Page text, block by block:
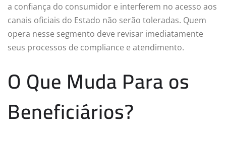
a confiança do consumidor e interferem no acesso aos
canais oficiais do Estado não serão toleradas. Quem
opera nesse segmento deve revisar imediatamente
seus processos de compliance e atendimento.
O Que Muda Para os
Beneficiários?